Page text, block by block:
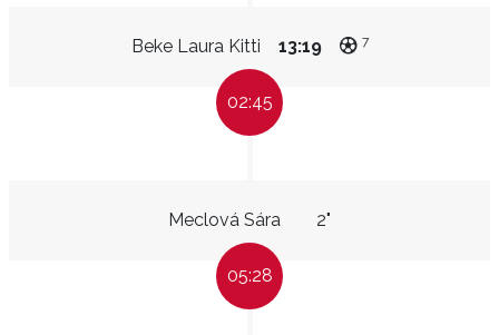
Beke Laura Kitti 13:19 7
02:45
Meclová Sára 2"
05:28